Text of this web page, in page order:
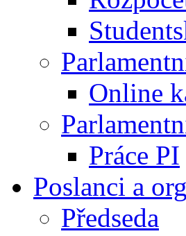
Online
Práce PI
Poslanci a
Předseda